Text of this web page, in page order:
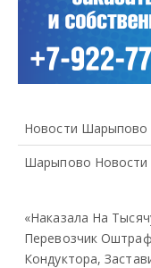
Новости Шарыпово
Шарыпово Новости
«Наказала На
Перевозчик
Кондуктора,